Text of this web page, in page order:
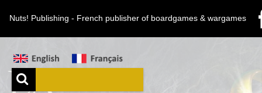
Nuts! Publishing - French publisher of boardgames & wargames